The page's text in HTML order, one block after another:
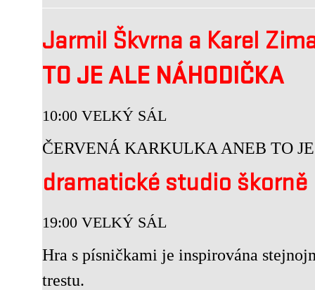
Jarmil Škvrna a Karel
TO JE ALE NÁHODIČKA
10:00 VELKÝ SÁL
ČERVENÁ KARKULKA ANEB TO
dramatické studio
19:00 VELKÝ SÁL
Hra s písničkami je inspirována
trestu.